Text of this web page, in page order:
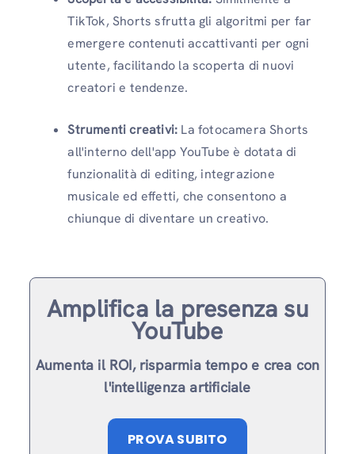
TikTok, Shorts sfrutta gli algoritmi per far
emergere contenuti accattivanti per ogni
utente, facilitando la scoperta di nuovi
creatori e tendenze.
Strumenti creativi: La fotocamera Shorts
all'interno dell'app YouTube è dotata di
funzionalità di editing, integrazione
musicale ed effetti, che consentono a
chiunque di diventare un creativo.
Amplifica la presenza su
YouTube
Aumenta il ROI, risparmia tempo e crea con
l'intelligenza artificiale
PROVA SUBITO